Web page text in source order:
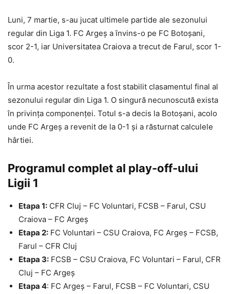
Luni, 7 martie, s-au jucat ultimele partide ale sezonului
regular din Liga 1. FC Argeș a învins-o pe FC Botoșani,
scor 2-1, iar Universitatea Craiova a trecut de Farul, scor 1-
0.
În urma acestor rezultate a fost stabilit clasamentul final al
sezonului regular din Liga 1. O singură necunoscută exista
în privința componenței. Totul s-a decis la Botoșani, acolo
unde FC Argeș a revenit de la 0-1 și a răsturnat calculele
hârtiei.
Programul complet al play-off-ului
Ligii 1
Etapa 1: CFR Cluj – FC Voluntari, FCSB – Farul, CSU
Craiova – FC Argeș
Etapa 2: FC Voluntari – CSU Craiova, FC Argeș – FCSB,
Farul – CFR Cluj
Etapa 3: FCSB – CSU Craiova, FC Voluntari – Farul, CFR
Cluj – FC Argeș
Etapa 4: FC Argeș – Farul, FCSB – FC Voluntari, CSU